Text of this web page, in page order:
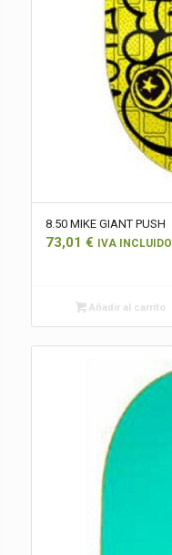
8.50 MIKE GIANT PUSH
73,01 € IVA INCLUIDO
Añadir al carrito